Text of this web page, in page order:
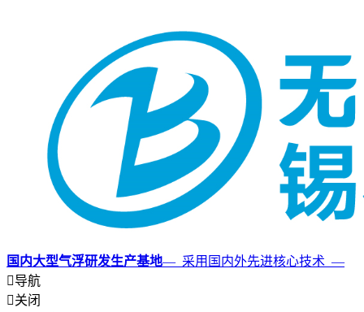
国内大型气浮研发生产基地— 采用国内外先进核心技术 —
导航
关闭